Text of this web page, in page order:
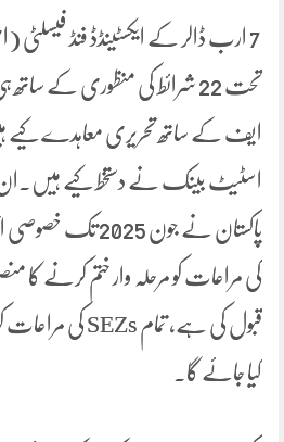
7 ارب ڈالر کے ایکسٹینڈڈ فنڈ
تحت 22 شرائط کی منظوری کے
ایف کے ساتھ تحریری معاہدے کیے ہیں
اسٹیٹ بینک نے دستخط کیے
کی مراعات کو مرحلہ وار ختم کرنے کا
کیا جائے گا۔